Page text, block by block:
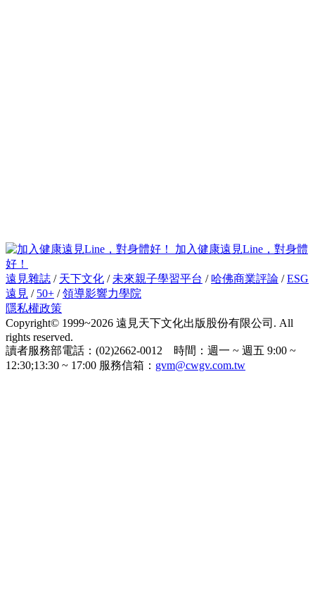
加入健康遠見Line，對身體
好！
遠見雜誌 / 天下文化 / 未來親子學習平台 / 哈佛商業評論 /ESG
遠見 / 50+ /領導影響力學院
隱私權政策
Copyright© 1999~2026 遠見天下文化出版股份有限公司. All
rights reserved.
讀者服務部電話：(02)2662-0012 時間：週一 ~ 週五 9:00 ~
12:30;13:30 ~ 17:00 服務信箱： gvm@cwgv.com.tw